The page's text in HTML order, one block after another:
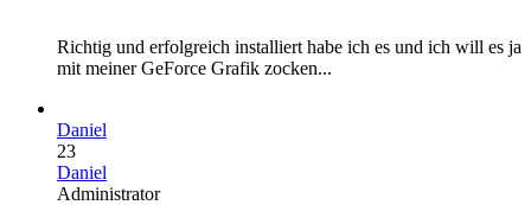
Richtig und erfolgreich installiert habe ich es und ich will es ja
mit meiner GeForce Grafik zocken...
Daniel
23
Daniel
Administrator